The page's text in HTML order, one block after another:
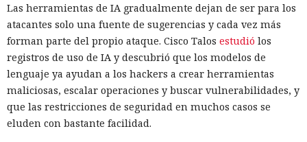
Por $3.000 al mes, estafadores contratan en la nube una
plataforma "llave en mano" para estafar
Las herramientas de IA gradualmente dejan de ser para los
atacantes solo una fuente de sugerencias y cada vez más
forman parte del propio ataque. Cisco Talos estudió los
registros de uso de IA y descubrió que los modelos de
lenguaje ya ayudan a los hackers a crear herramientas
maliciosas, escalar operaciones y buscar vulnerabilidades, y
que las restricciones de seguridad en muchos casos se
eluden con bastante facilidad.